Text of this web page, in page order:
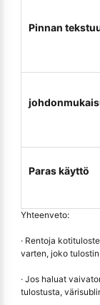
Pinnan
Paras käyttö
Yhteenveto:
· Rentoja
varten, joko
· Jos haluat
tulostusta,